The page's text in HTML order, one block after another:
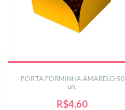
PORTA FORMINHA AMARELO 50
un.
R$4,60